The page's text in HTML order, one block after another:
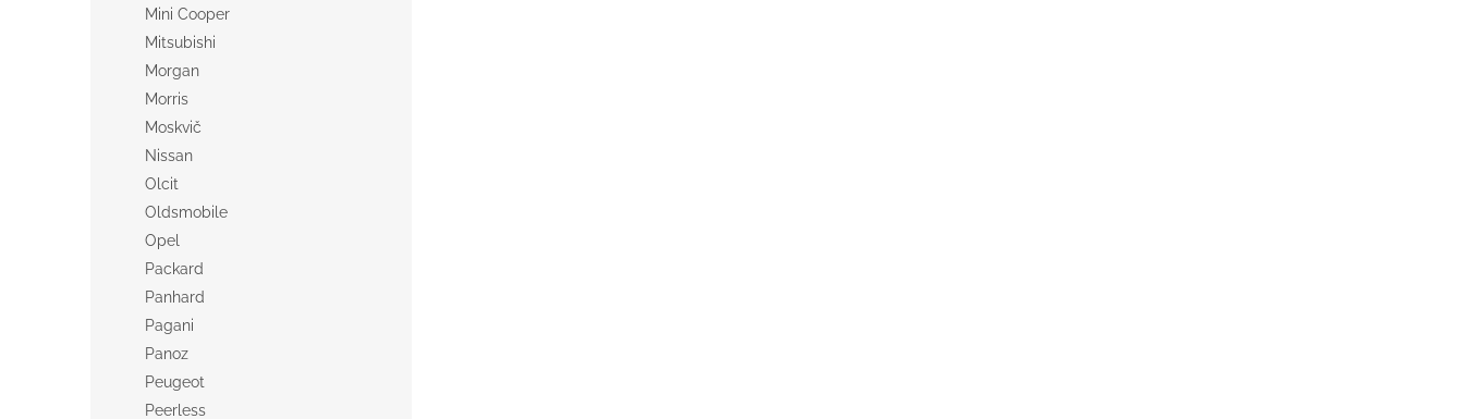
Mini Cooper
Mitsubishi
Morgan
Morris
Moskvič
Nissan
Olcit
Oldsmobile
Opel
Packard
Panhard
Pagani
Panoz
Peugeot
Peerless